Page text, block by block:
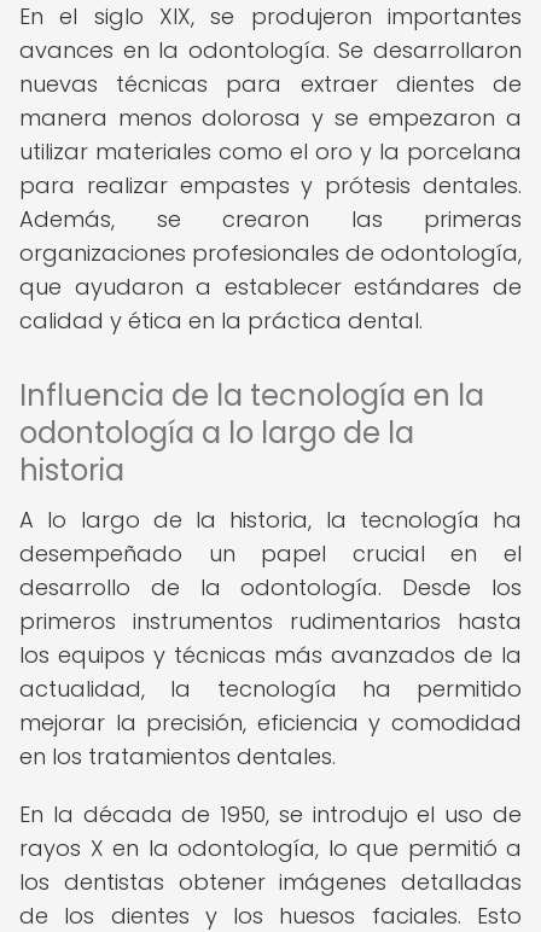
En el siglo XIX, se produjeron importantes
avances en la odontología. Se desarrollaron
nuevas técnicas para extraer dientes de
manera menos dolorosa y se empezaron a
utilizar materiales como el oro y la porcelana
para realizar empastes y prótesis dentales.
Además, se crearon las primeras
organizaciones profesionales de odontología,
que ayudaron a establecer estándares de
calidad y ética en la práctica dental.
Influencia de la tecnología en la
odontología a lo largo de la
historia
A lo largo de la historia, la tecnología ha
desempeñado un papel crucial en el
desarrollo de la odontología. Desde los
primeros instrumentos rudimentarios hasta
los equipos y técnicas más avanzados de la
actualidad, la tecnología ha permitido
mejorar la precisión, eficiencia y comodidad
en los tratamientos dentales.
En la década de 1950, se introdujo el uso de
rayos X en la odontología, lo que permitió a
los dentistas obtener imágenes detalladas
de los dientes y los huesos faciales. Esto